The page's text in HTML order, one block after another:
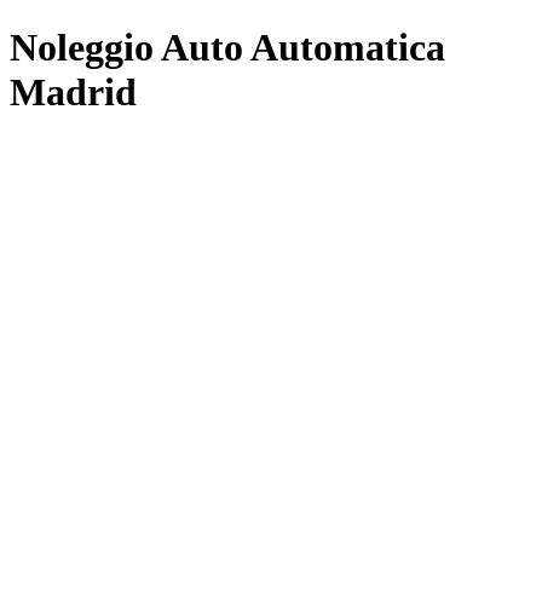
Noleggio Auto Automatica
Madrid